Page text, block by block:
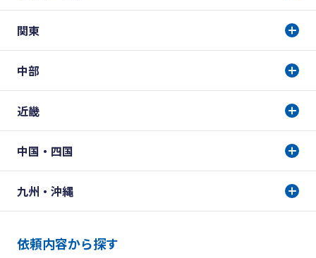
関東
中部
近畿
中国・四国
九州・沖縄
依頼内容から探す